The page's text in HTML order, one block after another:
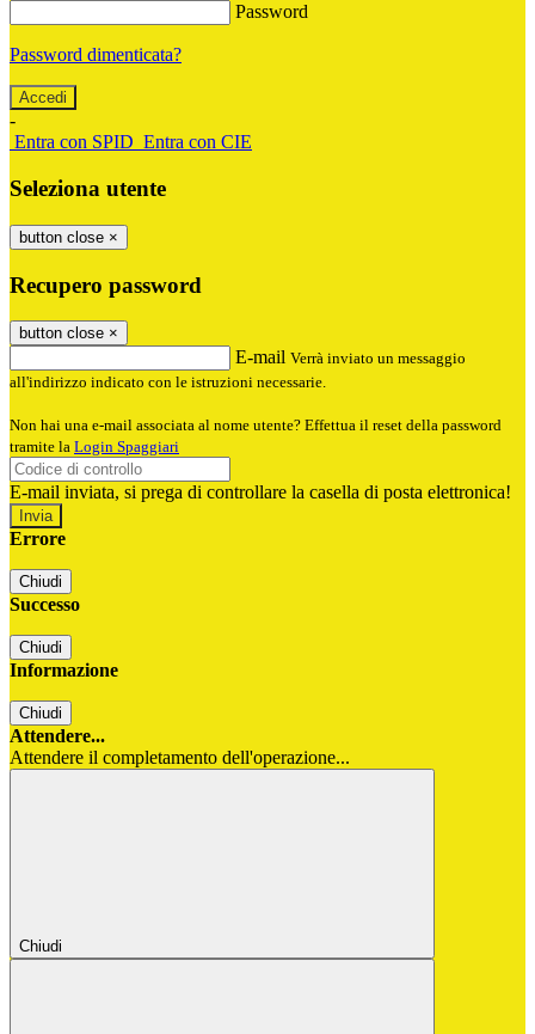
Password
Password dimenticata?
-
Entra con SPID Entra con CIE
Seleziona utente
button close ×
Recupero password
button close ×
E-mail Verrà inviato un messaggio
all'indirizzo indicato con le istruzioni necessarie.
Non hai una e-mail associata al nome utente? Effettua il reset della password
tramite la Login Spaggiari
E-mail inviata, si prega di controllare la casella di posta elettronica!
Errore
Chiudi
Successo
Chiudi
Informazione
Chiudi
Attendere...
Attendere il completamento dell'operazione...
Chiudi